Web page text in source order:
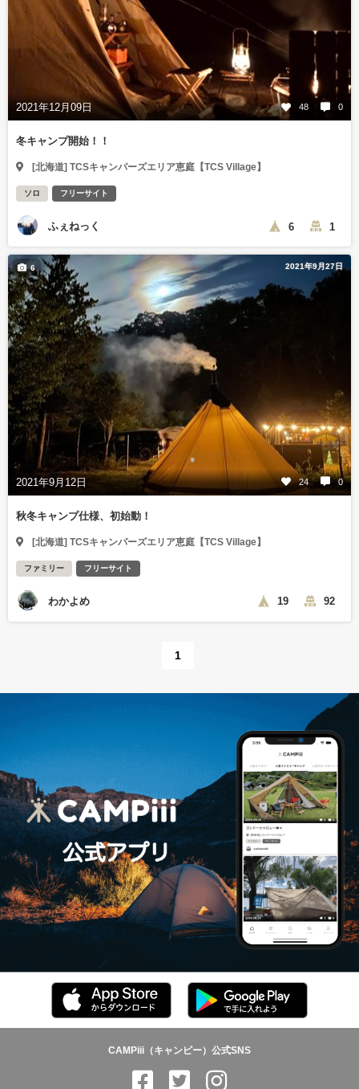
2021年12月09日 48 0
冬キャンプ開始！！
[北海道] TCSキャンパーズエリア恵庭【TCS Village】
ソロ フリーサイト
ふぇねっく 6 1
2021年9月27日
2021年9月12日 24 0
6
秋冬キャンプ仕様、初始動！
[北海道] TCSキャンパーズエリア恵庭【TCS Village】
ファミリー フリーサイト
わかよめ 19 92
1
CAMPiii（キャンピー）公式SNS